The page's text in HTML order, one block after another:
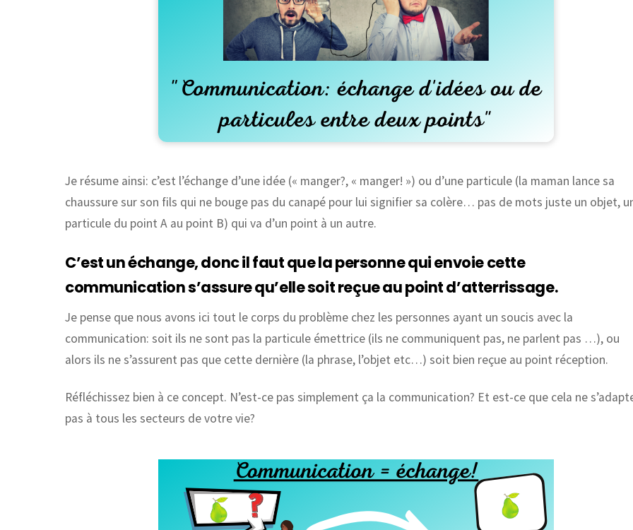
Je résume ainsi: c’est l’échange d’une idée (« manger?, « manger! ») ou d’une particule (la maman lance sa
chaussure sur son fils qui ne bouge pas du canapé pour lui signifier sa colère… pas de mots juste un objet,
particule du point A au point B) qui va d’un point à un autre.
C’est un échange, donc il faut que la personne qui envoie cette
communication s’assure qu’elle soit reçue au point d’atterrissage.
Je pense que nous avons ici tout le corps du problème chez les personnes ayant un soucis avec la
communication: soit ils ne sont pas la particule émettrice (ils ne communiquent pas, ne parlent pas …), ou
alors ils ne s’assurent pas que cette dernière (la phrase, l’objet etc…) soit bien reçue au point réception.
Réfléchissez bien à ce concept. N’est-ce pas simplement ça la communication? Et est-ce que cela ne
pas à tous les secteurs de votre vie?